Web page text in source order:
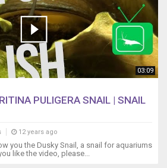
03:09
PULIGERA SNAIL | SNAIL
12 years ago
you the Dusky Snail, a snail for aquariums
like the video, please...